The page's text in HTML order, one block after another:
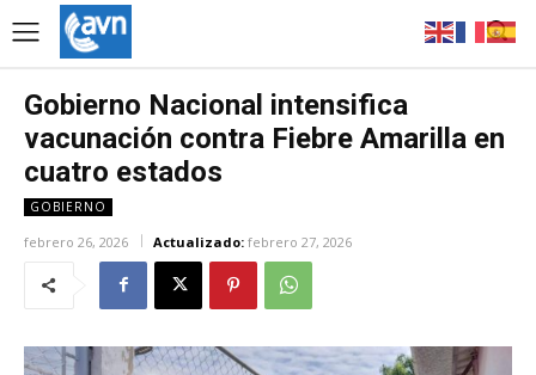
Gobierno Nacional intensifica
vacunación contra Fiebre Amarilla en
cuatro estados
GOBIERNO
febrero 26, 2026 Actualizado: febrero 27, 2026